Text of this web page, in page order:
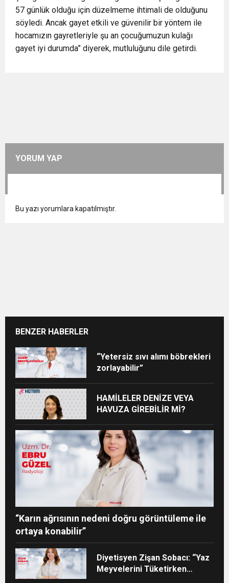
57 günlük olduğu için düzelmeme ihtimali de olduğunu
söyledi. Ancak gayet etkili ve güvenilir bir yöntem ile
hocamızın gayretleriyle şu an çocuğumuzun kulağı
gayet iyi durumda” diyerek, mutluluğunu dile getirdi.
YORUM YAP
Bu yazı yorumlara kapatılmıştır.
BENZER HABERLER
“Yetersiz sıvı alımı böbrekleri
zorlayabilir”
HAMİLELER DENİZE VEYA
HAVUZA GİREBİLİR Mİ?
“Karın ağrısının nedeni doğru görüntüleme ile
ortaya konabilir”
Diyetisyen Zişan Sobacı: “Yaz
Meyvelerini Tüketirken